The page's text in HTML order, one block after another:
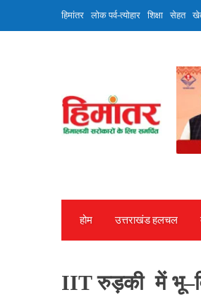
हिमांतर लोक पर्व-त्योहार शिक्षा सेहत
होम उत्तराखंड हलचल
IIT रुड़की में